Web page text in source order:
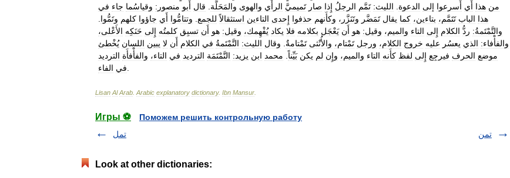
من هذا أَي أَسرعوا إلى الدعوة الليث: تَمَّم الرجلُ إِذا صار تَميميَّ الرأْي والهوى والمَحَلَّة قال أَبو منصور: وقياسُما جاء في
هذا الباب تَتَمَّم، بتاءين، كما يقال تَمَضَّر وتَنَزَّر، وكأَنهم حذفوا إِحدى التاءين استثقالاً للجمع وتتامُّوا أَي جاؤوا كلهم وتَمُّوا
والتَّمْتَمةُ: ردُّ الكلام إِلى التاء والميم، وقيل: هو أَن يَعْجَل بكلامه فلا يكاد يُفْهِمك، وقيل: هو أَن تسبِق كلمتُه إِلى حَنَكِه الأَعْلى،
والفأْفاء: الذي يعسُر عليه خروج الكلام، ورجل تَمْتام، والأُنْثى تَمْتامةٌ وقال الليث: التَّمْتَمةُ في الكلام أَن لا يبين اللسان يُخْطئ
موضع الحرف فيرجِع إِلى لفظ كأَنه التاء والميم، وإِن لم يكن بَيِّناً محمد ابن يزيد: التَّمْتَمَة الترديد في التاء، والفأْفأَة الترديد
في الفاء
Lisan Al Arab Arabic explanatory dictionary. Ibn Mansur
Игры ⚽
Поможем решить контрольную работу
تمل
تمن
Look at other dictionaries: